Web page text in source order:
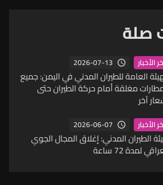
صلة
الأخبار 2026-07-13
العامة للطيران المدني في اليمن: جميع
مغلقة أمام حركة الطيران حتى
آخر
الأخبار 2026-06-07
الطيران المدني: إغلاق المجال الجوي
لمدة 72 ساعة